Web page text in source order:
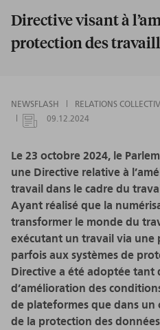
Directive visant à
protection des
NEWSFLASH
RELATIONS
09.12.2024
Le 23 octobre 2024, le
une Directive relative à
travail dans le cadre du
Ayant réalisé que la
transformer le monde du
exécutant un travail via une
parfois aux systèmes de
Directive a été adoptée tant
d’amélioration des
de plateformes que dans
de la protection des